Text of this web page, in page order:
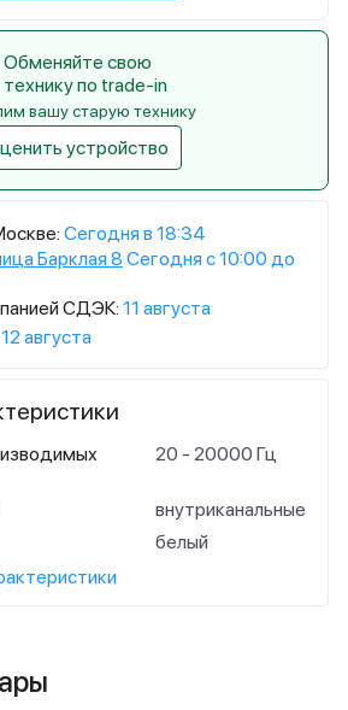
Сегодня в 18:34
Барклая 8 Сегодня с 10:00 до
СДЭК: 11 августа
12 августа
20 - 20000 Гц
внутриканальные
белый
Обменяйте свою
технику по trade-in
вашу старую технику
устройство